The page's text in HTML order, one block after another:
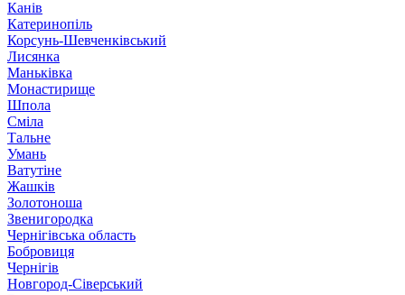
Канів
Катеринопіль
Корсунь-Шевченківський
Лисянка
Маньківка
Монастирище
Шпола
Сміла
Тальне
Умань
Ватутіне
Жашків
Золотоноша
Звенигородка
Чернігівська область
Бобровиця
Чернігів
Новгород-Сіверський